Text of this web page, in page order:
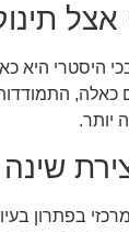
היא
יותר.
שינה
בפתרון